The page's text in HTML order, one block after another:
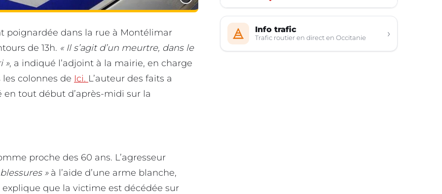
poignardée dans la rue à Montélimar
de 13h. « Il s’agit d’un meurtre, dans le
», a indiqué l’adjoint à la mairie, en charge
colonnes de Ici. L’auteur des faits a
tout début d’après-midi sur la
proche des 60 ans. L’agresseur
»à l’aide d’une arme blanche,
que la victime est décédée sur
Info trafic
Trafic routier en direct en Occitanie ›